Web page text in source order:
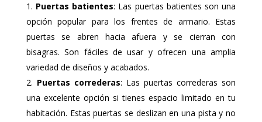
Puertas batientes: Las puertas batientes son una
opción popular para los frentes de armario. Estas
puertas se abren hacia afuera y se cierran con
bisagras. Son fáciles de usar y ofrecen una amplia
variedad de diseños y acabados.
Puertas correderas: Las puertas correderas son
una excelente opción si tienes espacio limitado en tu
habitación. Estas puertas se deslizan en una pista y no